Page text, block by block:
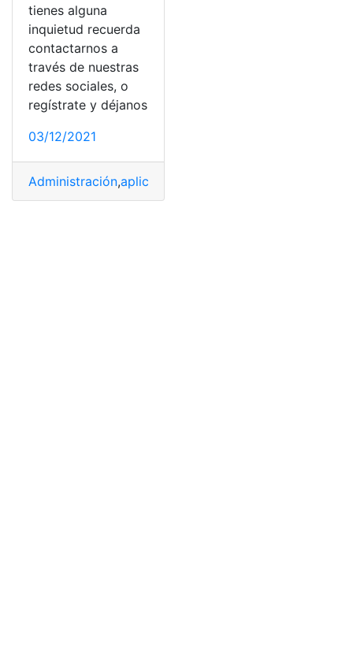
tienes alguna
inquietud recuerda
contactarnos a
través de nuestras
redes sociales, o
regístrate y déjanos
03/12/2021
Administración,aplicaciones